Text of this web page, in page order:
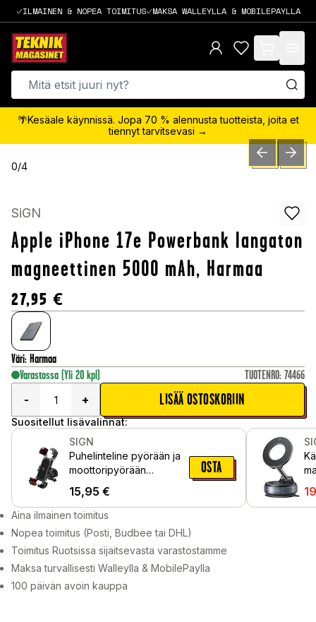
ILMAINEN & NOPEA TOIMITUS MAKSA WALLEYLLA & MOBILEPAYLLA
items in cart,
🌴Kesäale käynnissä. Jopa 70 % alennusta tuotteista, joita et
tiennyt tarvitsevasi →
0/4 PREVIOUSNEXT
SiGN
Apple iPhone 17e Powerbank langaton
magneettinen 5000 mAh, Harmaa
27,95 €
Väri: Harmaa
Varastossa (Yli 20 kpl) TUOTENRO: 74466
-
+ LISÄÄ OSTOSKORIIN
Suositellut lisävalinnat:
SIGN
Puhelinteline pyörään ja
moottoripyörään
15,95 €
OSTA
Aina ilmainen toimitus
Nopea toimitus (Posti, Budbee tai DHL)
Toimitus Ruotsissa sijaitsevasta varastostamme
Maksa turvallisesti Walleylla & MobilePaylla
100 päivän avoin kauppa